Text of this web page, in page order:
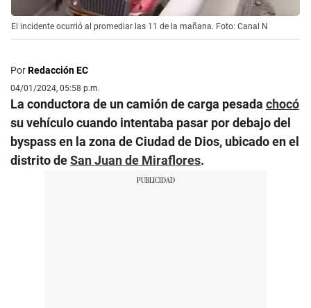
El incidente ocurrió al promediar las 11 de la mañana. Foto: Canal N
PorRedacción EC
04/01/2024, 05:58 p.m.
La conductora de un camión de carga pesada chocó
su vehículo cuando intentaba pasar por debajo del
byspass en la zona de Ciudad de Dios, ubicado en el
distrito deSan Juan de Miraflores.